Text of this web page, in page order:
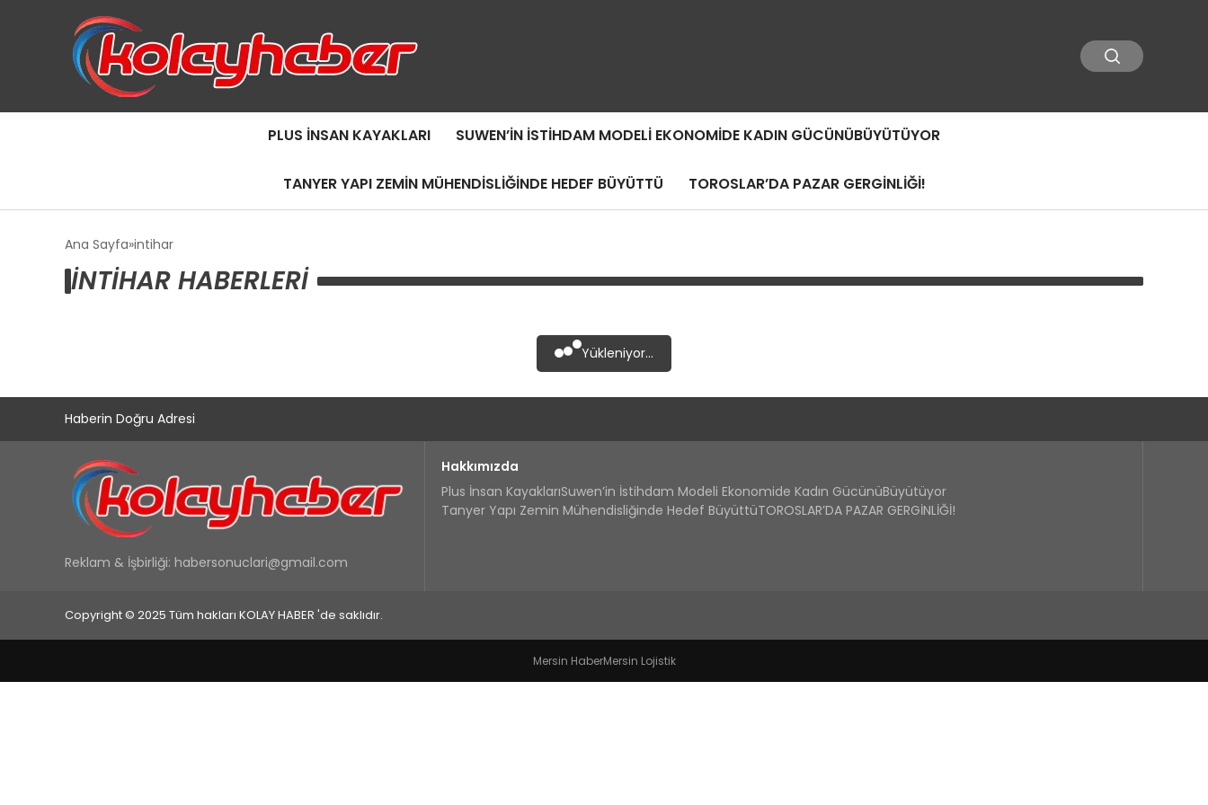
PLUS İNSAN KAYAKLARI SUWEN’IN İSTIHDAM MODELI EKONOMIDE KADIN GÜCÜNÜBÜYÜTÜYOR
TANYER YAPI ZEMIN MÜHENDISLIĞINDE HEDEF BÜYÜTTÜ TOROSLAR’DA PAZAR GERGİNLİĞİ!
Ana Sayfa intihar
INTIHAR HABERLERI
Yükleniyor...
Haberin Doğru Adresi
Reklam & İşbirliği: habersonuclari@gmail.com
Hakkımızda
Plus İnsan KayaklarıSuwen’in İstihdam Modeli Ekonomide Kadın GücünüBüyütüyor
Tanyer Yapı Zemin Mühendisliğinde Hedef BüyüttüTOROSLAR’DA PAZAR GERGİNLİĞİ!
Copyright © 2025 Tüm hakları KOLAY HABER 'de saklıdır.
Mersin HaberMersin Lojistik